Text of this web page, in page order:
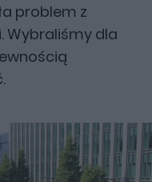
problem z
Wybraliśmy dla